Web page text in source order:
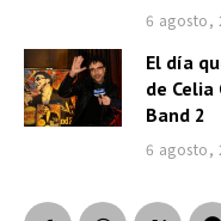
6 agosto,
El día
de
Band 2
6 agosto,